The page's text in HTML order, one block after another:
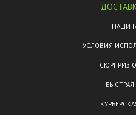
НАШИ
УСЛОВИЯ
СЮРПРИЗ